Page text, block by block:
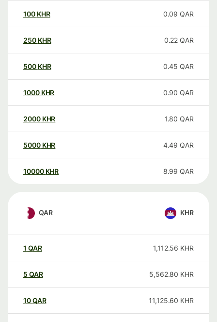
100 KHR 0.09 QAR
250 KHR 0.22 QAR
500 KHR 0.45 QAR
1000 KHR 0.90 QAR
2000 KHR 1.80 QAR
5000 KHR 4.49 QAR
10000 KHR 8.99 QAR
QAR KHR
1 QAR 1,112.56 KHR
5 QAR 5,562.80 KHR
10QAR 11,125.60 KHR